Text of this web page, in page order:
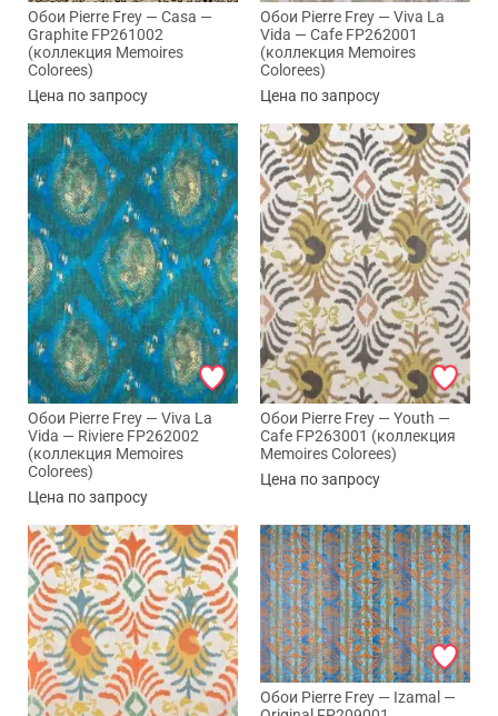
Обои Pierre Frey — Casa —
Graphite FP261002
(коллекция Memoires
Colorees)
Цена по запросу
Обои Pierre Frey — Viva La
Vida — Cafe FP262001
(коллекция Memoires
Colorees)
Цена по запросу
Обои Pierre Frey — Viva La
Vida — Riviere FP262002
(коллекция Memoires
Colorees)
Цена по запросу
Обои Pierre Frey — Youth —
Cafe FP263001 (коллекция
Memoires Colorees)
Цена по запросу
Обои Pierre Frey — Izamal —